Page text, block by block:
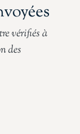
vérifiés à
des